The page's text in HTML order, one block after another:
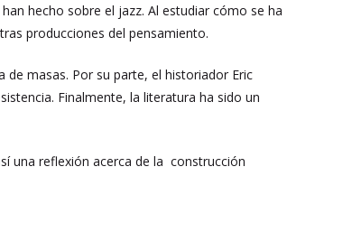
hecho sobre el jazz. Al estudiar cómo se ha
producciones del pensamiento.
masas. Por su parte, el historiador Eric
Finalmente, la literatura ha sido un
una reflexión acerca de la construcción